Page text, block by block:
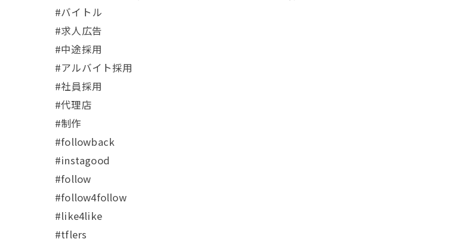
#バイトル
#求人広告
#中途採用
#アルバイト採用
#社員採用
#代理店
#制作
#followback
#instagood
#follow
#follow4follow
#like4like
#tflers